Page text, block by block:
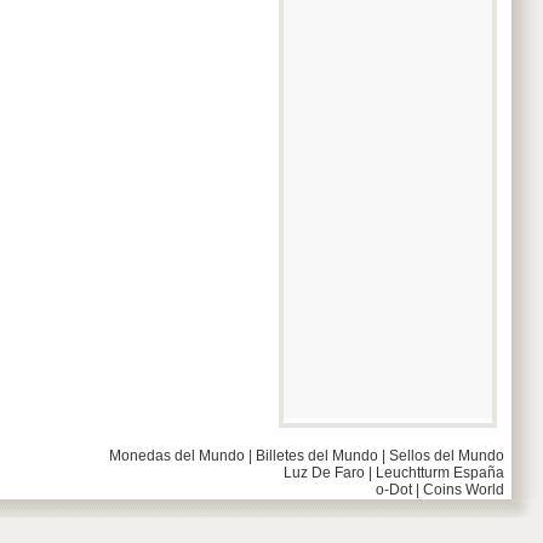
Monedas del Mundo Billetes del Mundo
Sellos del Mundo
Luz De Faro
Leuchtturm España
o-Dot| Coins World